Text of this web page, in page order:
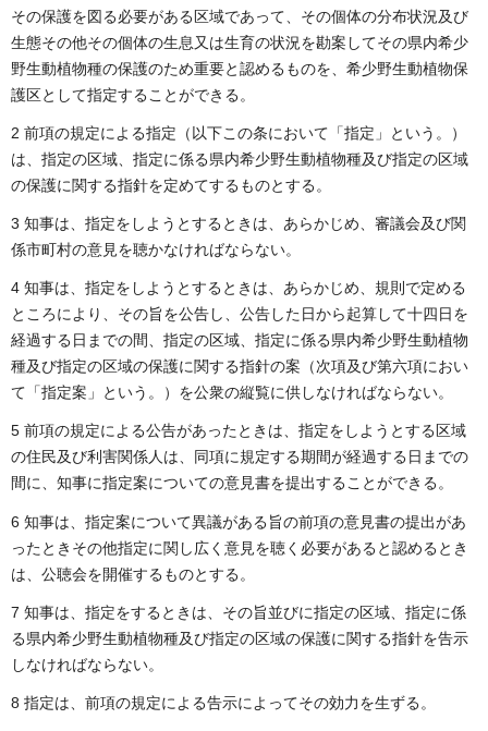
その保護を図る必要がある区域であって、その個体の分布状況及び
生態その他その個体の生息又は生育の状況を勘案してその県内希少
野生動植物種の保護のため重要と認めるものを、希少野生動植物保
護区として指定することができる。
2 前項の規定による指定（以下この条において「指定」という。）
は、指定の区域、指定に係る県内希少野生動植物種及び指定の区域
の保護に関する指針を定めてするものとする。
3 知事は、指定をしようとするときは、あらかじめ、審議会及び関
係市町村の意見を聴かなければならない。
4 知事は、指定をしようとするときは、あらかじめ、規則で定める
ところにより、その旨を公告し、公告した日から起算して十四日を
経過する日までの間、指定の区域、指定に係る県内希少野生動植物
種及び指定の区域の保護に関する指針の案（次項及び第六項におい
て「指定案」という。）を公衆の縦覧に供しなければならない。
5 前項の規定による公告があったときは、指定をしようとする区域
の住民及び利害関係人は、同項に規定する期間が経過する日までの
間に、知事に指定案についての意見書を提出することができる。
6 知事は、指定案について異議がある旨の前項の意見書の提出があ
ったときその他指定に関し広く意見を聴く必要があると認めるとき
は、公聴会を開催するものとする。
7 知事は、指定をするときは、その旨並びに指定の区域、指定に係
る県内希少野生動植物種及び指定の区域の保護に関する指針を告示
しなければならない。
8 指定は、前項の規定による告示によってその効力を生ずる。